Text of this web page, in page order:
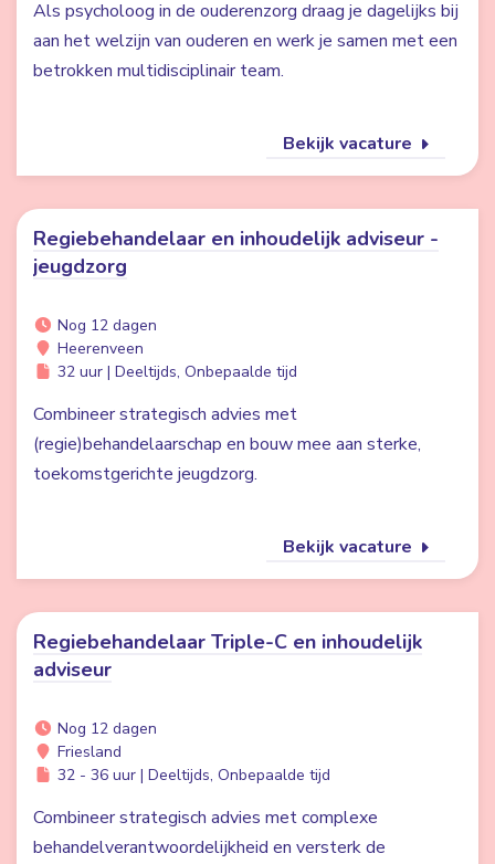
Als psycholoog in de ouderenzorg draag je dagelijks bij
aan het welzijn van ouderen en werk je samen met een
betrokken multidisciplinair team.
Bekijk vacature
Regiebehandelaar en inhoudelijk adviseur -
jeugdzorg
Nog 12 dagen
Heerenveen
32 uur | Deeltijds, Onbepaalde tijd
Combineer strategisch advies met
(regie)behandelaarschap en bouw mee aan sterke,
toekomstgerichte jeugdzorg.
Bekijk vacature
Regiebehandelaar Triple-C en inhoudelijk
adviseur
Nog 12 dagen
Friesland
32 - 36 uur | Deeltijds, Onbepaalde tijd
Combineer strategisch advies met complexe
behandelverantwoordelijkheid en versterk de